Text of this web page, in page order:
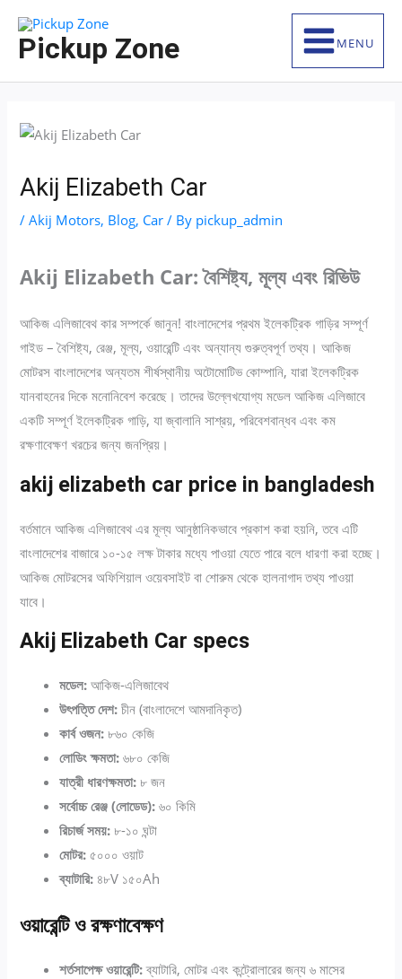
contentPickup Zone MENU
Akij Elizabeth Car
/Akij Motors, Blog, Car / By pickup_admin
Akij Elizabeth Car: বৈশিষ্ট্য, মূল্য এবং রিভিউ
আকিজ এলিজাবেথ কার সম্পর্কে জানুন! বাংলাদেশের প্রথম ইলেকট্রিক গাড়ির সম্পূর্ণ
গাইড – বৈশিষ্ট্য, রেঞ্জ, মূল্য, ওয়ারেন্টি এবং অন্যান্য গুরুত্বপূর্ণ তথ্য। আকিজ
মোটরস বাংলাদেশের অন্যতম শীর্ষস্থানীয় অটোমোটিভ কোম্পানি, যারা ইলেকট্রিক
যানবাহনের দিকে মনোনিবেশ করেছে। তাদের উল্লেখযোগ্য মডেল আকিজ এলিজাবে
একটি সম্পূর্ণ ইলেকট্রিক গাড়ি, যা জ্বালানি সাশ্রয়, পরিবেশবান্ধব এবং কম
রক্ষণাবেক্ষণ খরচের জন্য জনপ্রিয়।
akij elizabeth car price in bangladesh
বর্তমানে আকিজ এলিজাবেথ এর মূল্য আনুষ্ঠানিকভাবে প্রকাশ করা হয়নি, তবে এটি
বাংলাদেশের বাজারে ১০-১৫ লক্ষ টাকার মধ্যে পাওয়া যেতে পারে বলে ধারণা করা হচ্ছে।
আকিজ মোটরসের অফিশিয়াল ওয়েবসাইট বা শোরুম থেকে হালনাগাদ তথ্য পাওয়া
যাবে।
Akij Elizabeth Car specs
মডেল: আকিজ-এলিজাবেথ
উৎপত্তি দেশ: চীন (বাংলাদেশে আমদানিকৃত)
কার্ব ওজন: ৮৬০ কেজি
লোডিং ক্ষমতা: ৬৮০ কেজি
যাত্রী ধারণক্ষমতা: ৮ জন
সর্বোচ্চ রেঞ্জ (লোডেড): ৬০ কিমি
রিচার্জ সময়: ৮-১০ ঘন্টা
মোটর: ৫০০০ ওয়াট
ব্যাটারি: ৪৮V ১৫০Ah
ওয়ারেন্টি ও রক্ষণাবেক্ষণ
শর্তসাপেক্ষ ওয়ারেন্টি: ব্যাটারি, মোটর এবং কন্ট্রোলারের জন্য ৬ মাসের
e
a
h
o
r